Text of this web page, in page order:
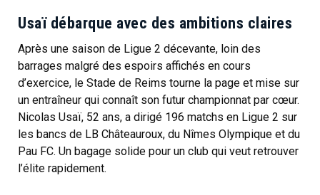
Usaï débarque avec des ambitions claires
Après une saison de Ligue 2 décevante, loin des
barrages malgré des espoirs affichés en cours
d’exercice, le Stade de Reims tourne la page et mise sur
un entraîneur qui connaît son futur championnat par cœur.
Nicolas Usaï, 52 ans, a dirigé 196 matchs en Ligue 2 sur
les bancs de LB Châteauroux, du Nîmes Olympique et du
Pau FC. Un bagage solide pour un club qui veut retrouver
l’élite rapidement.